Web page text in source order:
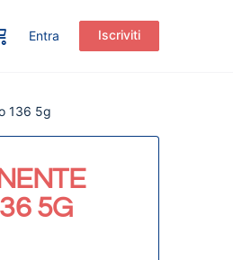
Entra Iscriviti
136 5g
5G